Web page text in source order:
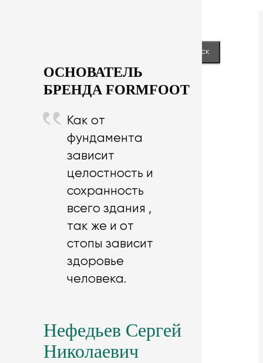
ОСНОВАТЕЛЬ
БРЕНДА FORMFOOT
Как от
фундамента
зависит
целостность и
сохранность
всего здания ,
так же и от
стопы зависит
здоровье
человека.
Нефедьев Сергей
Николаевич